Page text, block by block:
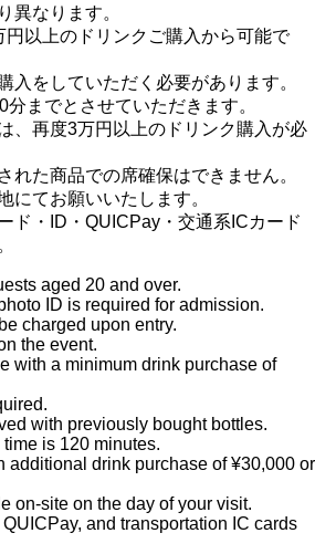
異なります。
円以上のドリンクご購入から可能で
をしていただく必要があります。
分までとさせていただきます。
、再度3万円以上のドリンク購入が必
れた商品での席確保はできません。
にてお願いいたします。
ド・ID・QUICPay・交通系ICカード
aged 20 and over.
ID is required for admission.
charged upon entry.
the event.
with a minimum drink purchase of
with previously bought bottles.
is 120 minutes.
additional drink purchase of ¥30,000 or
on-site on the day of your visit.
and transportation IC cards